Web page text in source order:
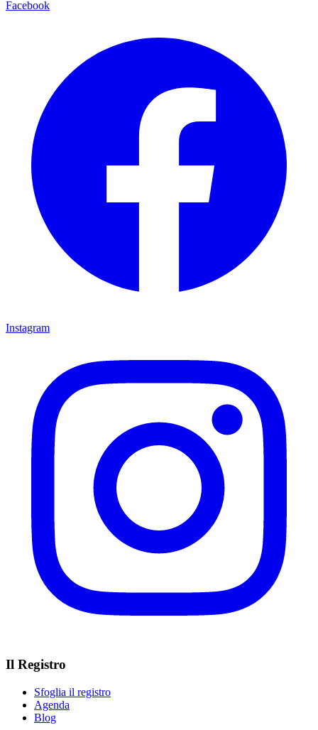
Facebook
Instagram
Il Registro
Sfoglia il registro
Agenda
Blog